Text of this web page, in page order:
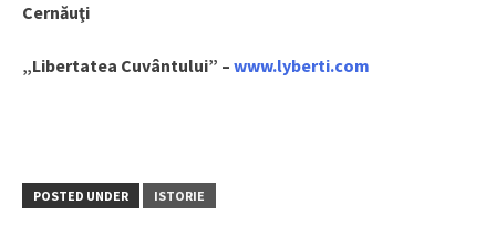
Cernăuţi
„Libertatea Cuvântului” – www.lyberti.com
POSTED UNDER ISTORIE